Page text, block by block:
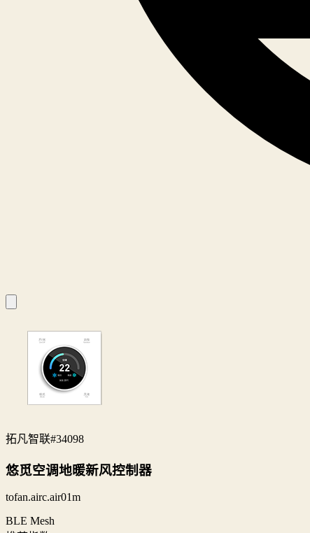
拓凡智联#34098
悠觅空调地暖新风控制器
tofan.airc.air01m
BLE Mesh